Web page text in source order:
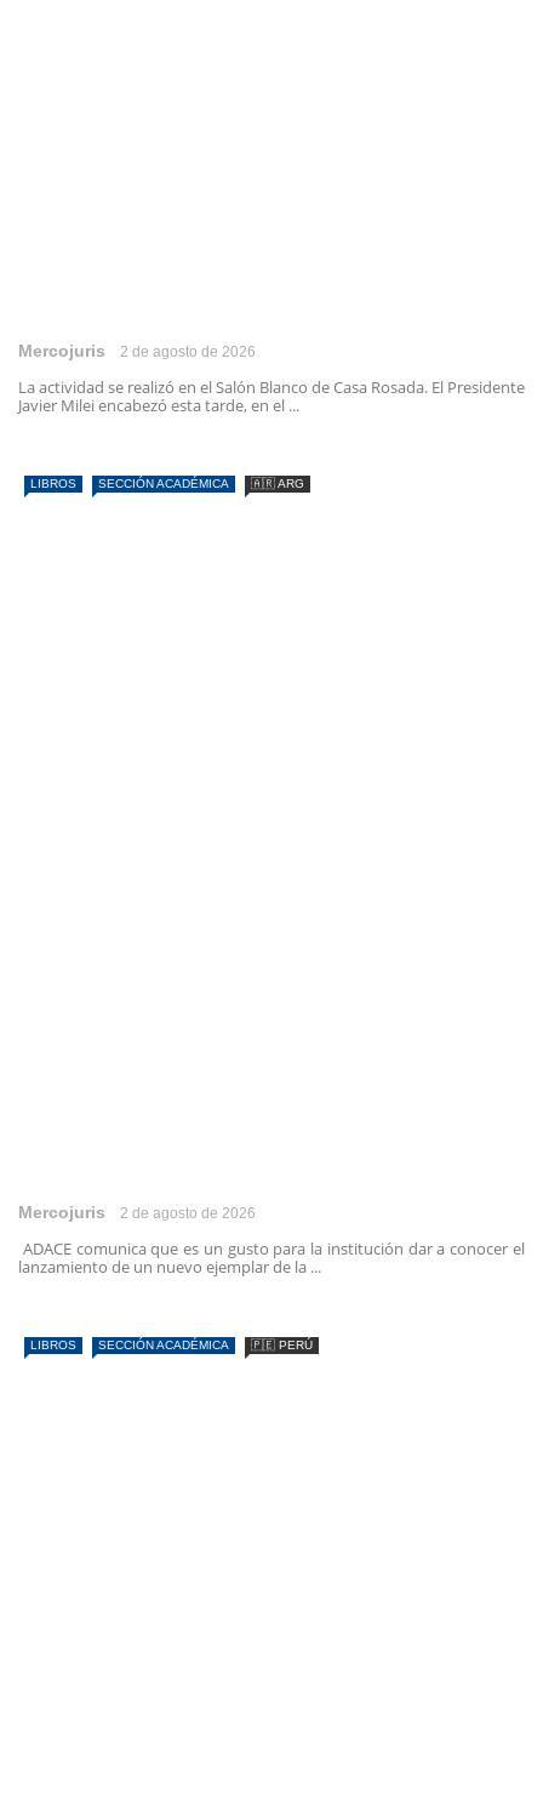
Mercojuris 2 de agosto de 2026
La actividad se realizó en el Salón Blanco de Casa Rosada. El Presidente
Javier Milei encabezó esta tarde, en el ...
LIBROS SECCIÓN ACADÉMICA 🇦🇷 ARG
Mercojuris 2 de agosto de 2026
ADACE comunica que es un gusto para la institución dar a conocer el
lanzamiento de un nuevo ejemplar de la ...
LIBROS SECCIÓN ACADÉMICA 🇵🇪 PERÚ